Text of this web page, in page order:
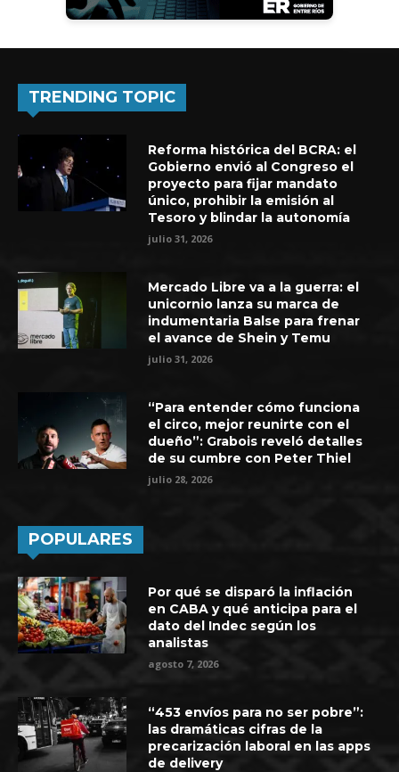
TRENDING TOPIC
Reforma histórica del BCRA: el
Gobierno envió al Congreso el
proyecto para fijar mandato
único, prohibir la emisión al
Tesoro y blindar la autonomía
julio 31, 2026
Mercado Libre va a la guerra: el
unicornio lanza su marca de
indumentaria Balse para frenar
el avance de Shein y Temu
julio 31, 2026
“Para entender cómo funciona
el circo, mejor reunirte con el
dueño”: Grabois reveló detalles
de su cumbre con Peter Thiel
julio 28, 2026
POPULARES
Por qué se disparó la inflación
en CABA y qué anticipa para el
dato del Indec según los
analistas
agosto 7, 2026
“453 envíos para no ser pobre”:
las dramáticas cifras de la
precarización laboral en las apps
de delivery